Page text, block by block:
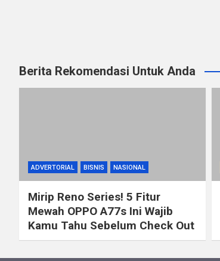
Berita Rekomendasi Untuk Anda
ADVERTORIAL BISNIS NASIONAL
Mirip Reno Series! 5 Fitur
Mewah OPPO A77s Ini Wajib
Kamu Tahu Sebelum Check Out